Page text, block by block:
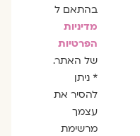
בהתאם ל
מדיניות
הפרטיות
של האתר.
* ניתן
להסיר את
עצמך
מרשימת